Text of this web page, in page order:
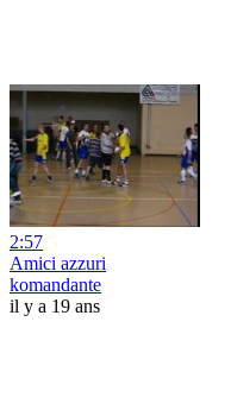
2:57
Amici azzuri
komandante
il y a 19 ans